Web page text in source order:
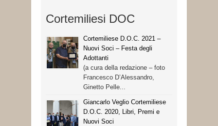
Cortemiliesi DOC
Cortemiliese D.O.C. 2021 –
Nuovi Soci – Festa degli
Adottanti
(a cura della redazione – foto
Francesco D’Alessandro,
Ginetto Pelle...
Giancarlo Veglio Cortemiliese
D.O.C. 2020, Libri, Premi e
Nuovi Soci